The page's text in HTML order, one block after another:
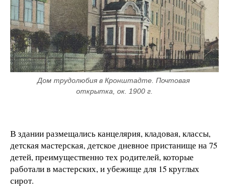
Дом трудолюбия в Кронштадте. Почтовая
открытка, ок. 1900 г.
В здании размещались канцелярия, кладовая, классы,
детская мастерская, детское дневное пристанище на 75
детей, преимущественно тех родителей, которые
работали в мастерских, и убежище для 15 круглых
сирот.